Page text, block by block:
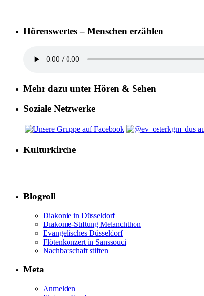
Hörenswertes – Menschen erzählen
Mehr dazu unter Hören & Sehen
Soziale Netzwerke
Kulturkirche
Blogroll
Diakonie in Düsseldorf
Diakonie-Stiftung Melanchthon
Evangelisches Düsseldorf
Flötenkonzert in Sanssouci
Nachbarschaft stiften
Meta
Anmelden